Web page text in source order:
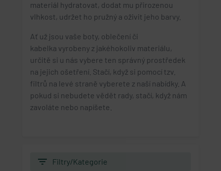
materiál hydratovat, dodat mu přirozenou
vlhkost, udržet ho pružný a oživit jeho barvy.
Ať už jsou vaše boty, oblečení či
kabelka vyrobeny z jakéhokoliv materiálu,
určitě si u nás vybere ten správný prostředek
na jejich ošetření. Stačí, když si pomocí tzv.
filtrů na levé straně vyberete z naší nabídky. A
pokud si nebudete vědět rady, stačí, když nám
zavoláte nebo napíšete.
filter_list Filtry/Kategorie